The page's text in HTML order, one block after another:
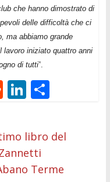
che hanno dimostrato di
delle difficoltà che ci
ma abbiamo grande
lavoro iniziato quattro anni
di tutti”.
R
d
di
t
Li
k
e
dI
C
n
di
vi
libro del
Terme